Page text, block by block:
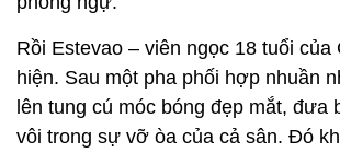
Rồi Estevao – viên ngọc 18 tuổi của
hiện. Sau một pha phối hợp nhuần
lên tung cú móc bóng đẹp mắt, đưa
vôi trong sự vỡ òa của cả sân. Đó